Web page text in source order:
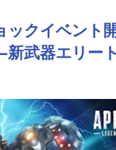
ックイベント
武器エリー